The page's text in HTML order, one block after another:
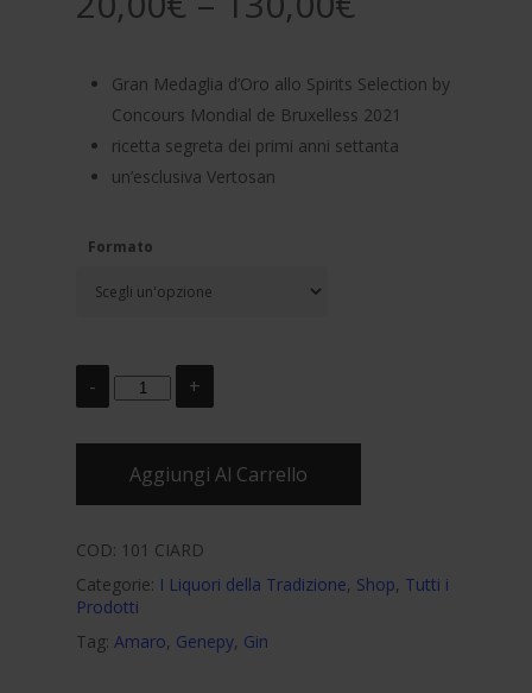
Gran Medaglia d’Oro allo Spirits Selection by
Concours Mondial de Bruxelless 2021
ricetta segreta dei primi anni settanta
un’esclusiva Vertosan
Formato
Aggiungi Al Carrello
COD: 101 CIARD
Categorie: I Liquori della Tradizione, Shop, Tutti i
Prodotti
Tag: Amaro, Genepy, Gin